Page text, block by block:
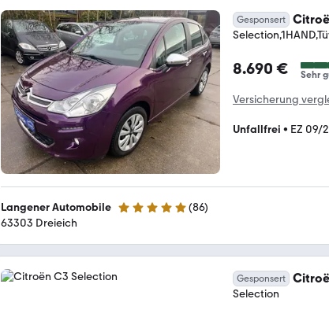
Gesponsert
8.690 € Sehr
Versicherung
Unfallfrei • EZ 09/
Langener Automobile 4.8 Sterne (86)
63303 Dreieich
Gesponsert
Selection